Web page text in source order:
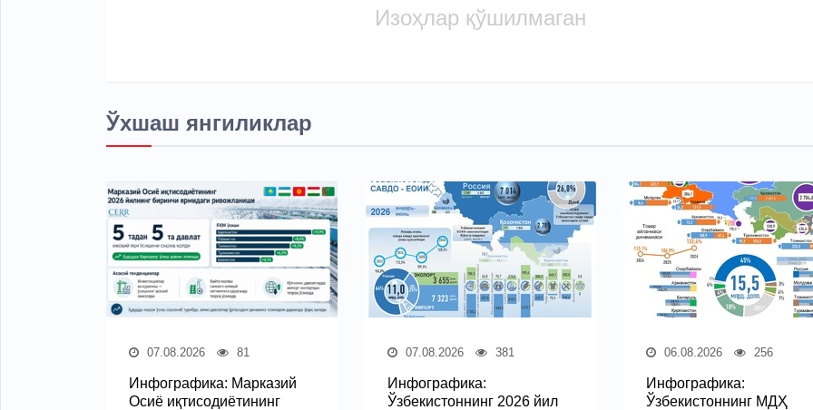
Изоҳлар қўшилмаган
Ўхшаш янгиликлар
07.08.2026 81
Инфографика: Марказий
Осиё иқтисодиётининг
07.08.2026 381
Инфографика:
Ўзбекистоннинг 2026 йил
06.08.2026 256
Инфографика:
Ўзбекистоннинг МДҲ